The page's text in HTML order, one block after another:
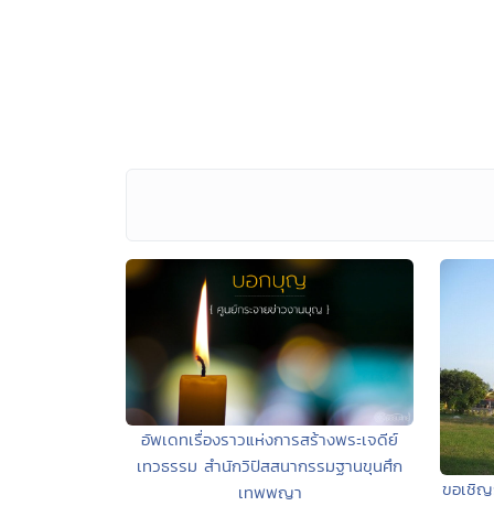
อัพเดทเรื่องราวแห่งการสร้างพระเจดีย์
เทวธรรม สำนักวิปัสสนากรรมฐานขุนศึก
เทพพญา
ขอเชิ